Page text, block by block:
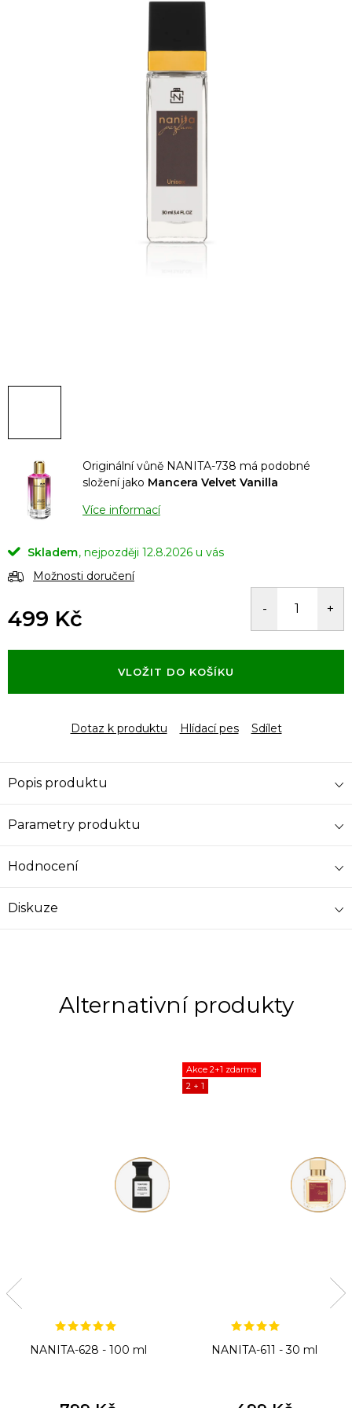
Originální vůně NANITA-738 má podobné
složení jako Mancera Velvet Vanilla
Více informací
Skladem
12.8.2026
Možnosti doručení
499 Kč
cena:
VLOŽIT DO KOŠÍKU
Dotaz k produktu Hlídací pes Sdílet
Popis produktu
Parametry produktu
Hodnocení
Diskuze
NANITA-628 - 100 ml
Akce 2+1 zdarma
2 + 1
NANITA-611 - 30 ml